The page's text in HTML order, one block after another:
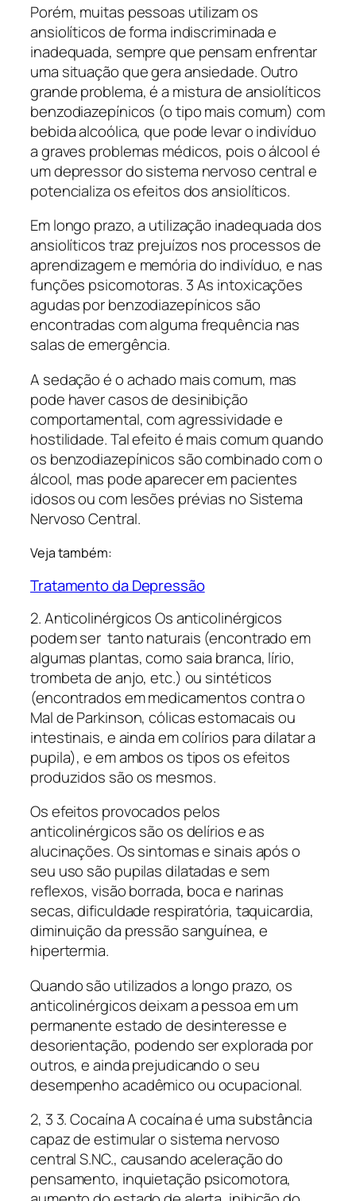
Porém, muitas pessoas utilizam os
ansiolíticos de forma indiscriminada e
inadequada, sempre que pensam enfrentar
uma situação que gera ansiedade. Outro
grande problema, é a mistura de ansiolíticos
benzodiazepínicos (o tipo mais comum) com
bebida alcoólica, que pode levar o indivíduo
a graves problemas médicos, pois o álcool é
um depressor do sistema nervoso central e
potencializa os efeitos dos ansiolíticos.
Em longo prazo, a utilização inadequada dos
ansiolíticos traz prejuízos nos processos de
aprendizagem e memória do indivíduo, e nas
funções psicomotoras. 3 As intoxicações
agudas por benzodiazepínicos são
encontradas com alguma frequência nas
salas de emergência.
A sedação é o achado mais comum, mas
pode haver casos de desinibição
comportamental, com agressividade e
hostilidade. Tal efeito é mais comum quando
os benzodiazepínicos são combinado com o
álcool, mas pode aparecer em pacientes
idosos ou com lesões prévias no Sistema
Nervoso Central.
Veja também:
Tratamento da Depressão
2. Anticolinérgicos Os anticolinérgicos
podem ser tanto naturais (encontrado em
algumas plantas, como saia branca, lírio,
trombeta de anjo, etc.) ou sintéticos
(encontrados em medicamentos contra o
Mal de Parkinson, cólicas estomacais ou
intestinais, e ainda em colírios para dilatar a
pupila), e em ambos os tipos os efeitos
produzidos são os mesmos.
Os efeitos provocados pelos
anticolinérgicos são os delírios e as
alucinações. Os sintomas e sinais após o
seu uso são pupilas dilatadas e sem
reflexos, visão borrada, boca e narinas
secas, dificuldade respiratória, taquicardia,
diminuição da pressão sanguínea, e
hipertermia.
Quando são utilizados a longo prazo, os
anticolinérgicos deixam a pessoa em um
permanente estado de desinteresse e
desorientação, podendo ser explorada por
outros, e ainda prejudicando o seu
desempenho acadêmico ou ocupacional.
2, 3 3. Cocaína A cocaína é uma substância
capaz de estimular o sistema nervoso
central S.NC., causando aceleração do
pensamento, inquietação psicomotora,